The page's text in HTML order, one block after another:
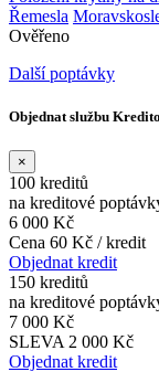
Řemesla
Ověřeno
Další poptávky
Objednat službu
×
100 kreditů
na kreditové
6 000 Kč
Cena 60 Kč / kredit
Objednat kredit
150 kreditů
na kreditové
7 000 Kč
SLEVA 2 000 Kč
Objednat kredit